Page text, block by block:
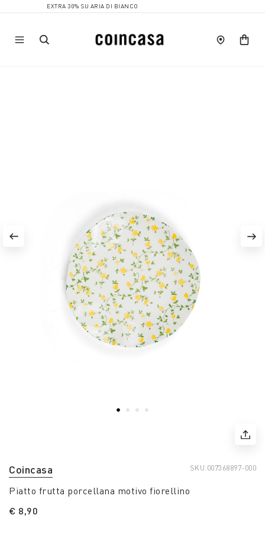
EXTRA 30% SU ARIA DI BIANCO
Coincasa SKU. 007368897-000
Piatto frutta porcellana motivo fiorellino
€ 8,90